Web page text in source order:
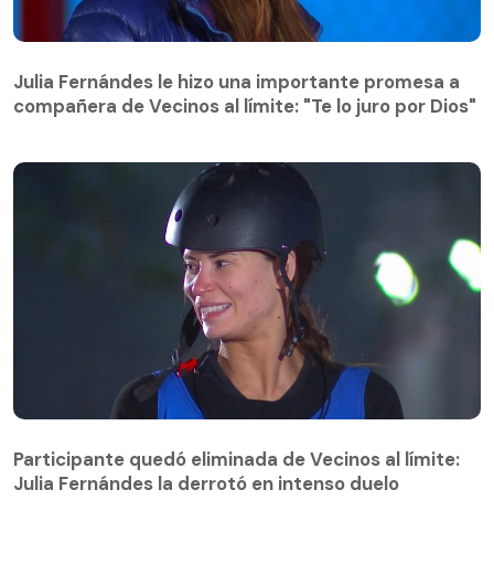
compañera de Vecinos al límite: "Te lo juro por Dios"
Julia Fernándes le hizo una importante promesa a
compañera de Vecinos al límite: "Te lo juro por Dios"
Julia Fernándes la derrotó en intenso duelo
Participante quedó eliminada de Vecinos al límite:
Julia Fernándes la derrotó en intenso duelo